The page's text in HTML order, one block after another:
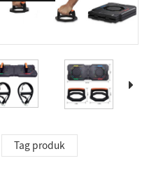
Tag produk